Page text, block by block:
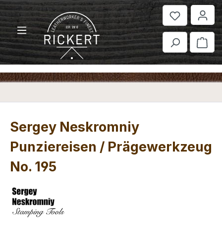
Zum Hauptinhalt springen
Sergey Neskromniy
Punziereisen / Prägewerkzeug
No. 195